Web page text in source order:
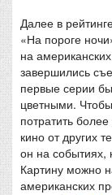
Далее в
«На пороге
на
завершились
первые серии
цветными.
потратить
кино от других
он на событиях,
Картину можно
американских